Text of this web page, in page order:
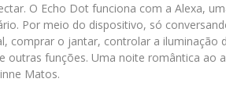
O Echo Dot funciona com a Alexa,
Por meio do dispositivo, só
comprar o jantar, controlar a
outras funções. Uma noite romântica ao
Matos.